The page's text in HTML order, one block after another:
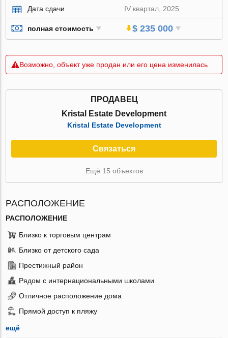
Дата сдачи
IV квартал, 2025
полная стоимость $ 235 000
Возможно, объект уже продан или его цена изменилась
ПРОДАВЕЦ
Kristal Estate Development
Kristal Estate Development
Связаться
Ещё 15 объектов
РАСПОЛОЖЕНИЕ
РАСПОЛОЖЕНИЕ
Близко к торговым центрам
Близко от детского сада
Престижный район
Рядом с интернациональными школами
Отличное расположение дома
Прямой доступ к пляжу
ещё